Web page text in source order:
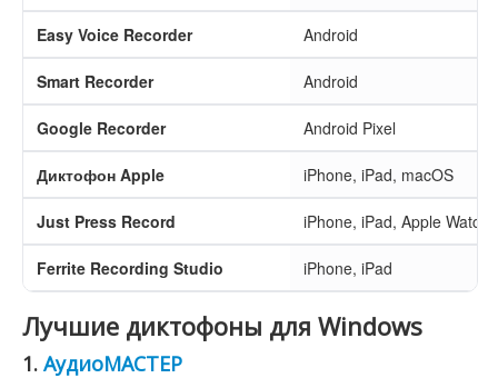
Easy Voice Recorder Android
Smart Recorder Android
Google Recorder Android Pixel
Диктофон Apple iPhone, iPad, macOS
Just Press Record iPhone, iPad, Apple
Ferrite Recording Studio iPhone, iPad
Лучшие диктофоны для Windows
1. АудиоМАСТЕР